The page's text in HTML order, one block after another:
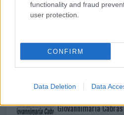
functionality and fraud
user protection.
CONFIRM
Data Deletion Data
I nostri cari
Giovannimaria Cabras